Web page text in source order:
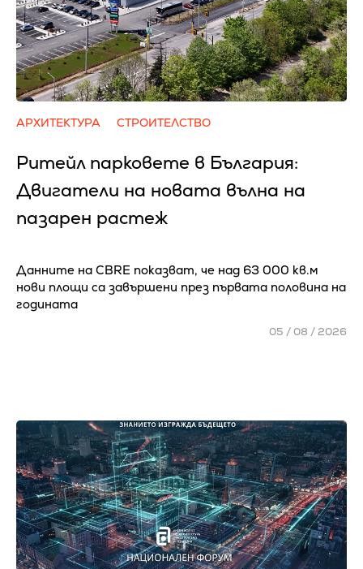
АРХИТЕКТУРА СТРОИТЕЛСТВО
Ритейл парковете в България:
Двигатели на новата вълна на
пазарен растеж
Данните на CBRE показват, че над 63 000 кв.м
нови площи са завършени през първата половина на
годината
05 / 08 / 2026